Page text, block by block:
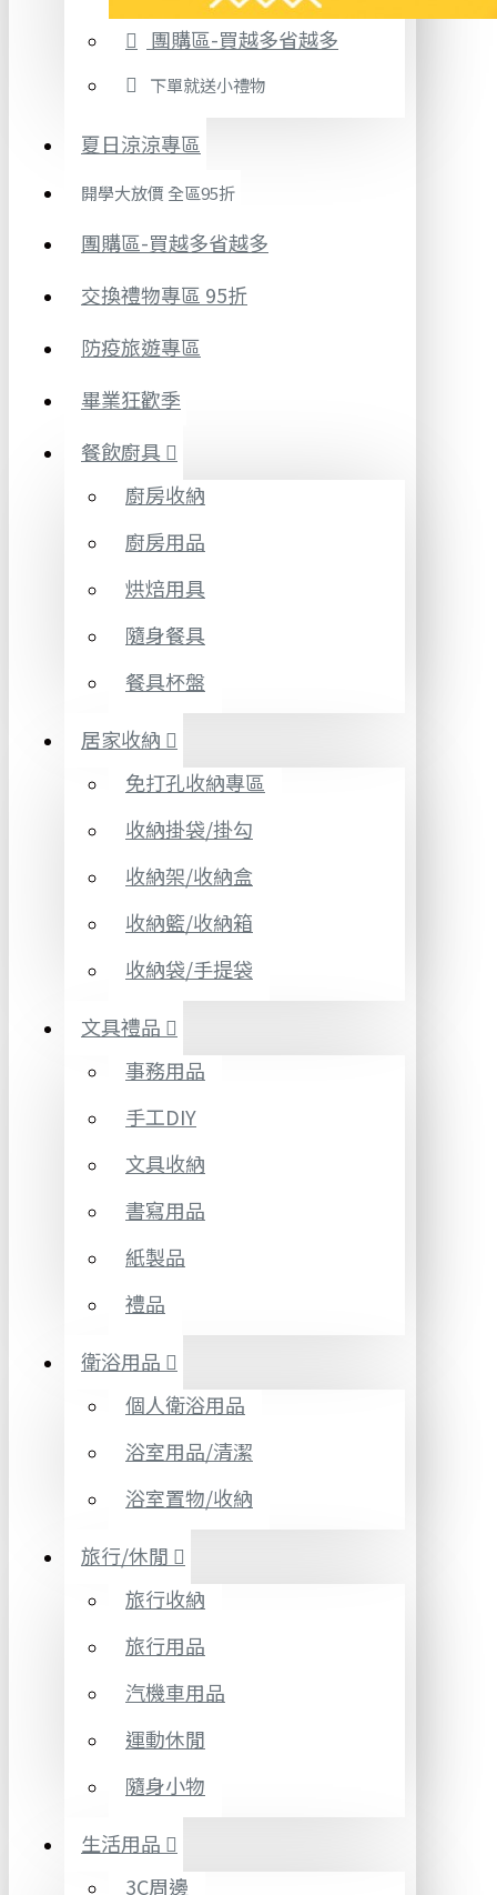
團購區-買越多省越多
下單就送小禮物
夏日涼涼專區
開學大放價 全區95折
團購區-買越多省越多
交換禮物專區 95折
防疫旅遊專區
畢業狂歡季
餐飲廚具
廚房收納
廚房用品
烘焙用具
隨身餐具
餐具杯盤
居家收納
免打孔收納專區
收納掛袋/掛勾
收納架/收納盒
收納籃/收納箱
收納袋/手提袋
文具禮品
事務用品
手工DIY
文具收納
書寫用品
紙製品
禮品
衛浴用品
個人衛浴用品
浴室用品/清潔
浴室置物/收納
旅行/休閒
旅行收納
旅行用品
汽機車用品
運動休閒
隨身小物
生活用品
3C周邊